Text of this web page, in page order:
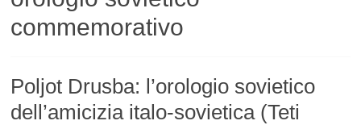
commemorativo
Poljot Drusba: l’orologio sovietico
dell’amicizia italo-sovietica (Teti